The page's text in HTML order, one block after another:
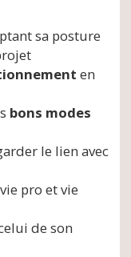
sa posture
en
bons modes
le lien avec
pro et vie
de son